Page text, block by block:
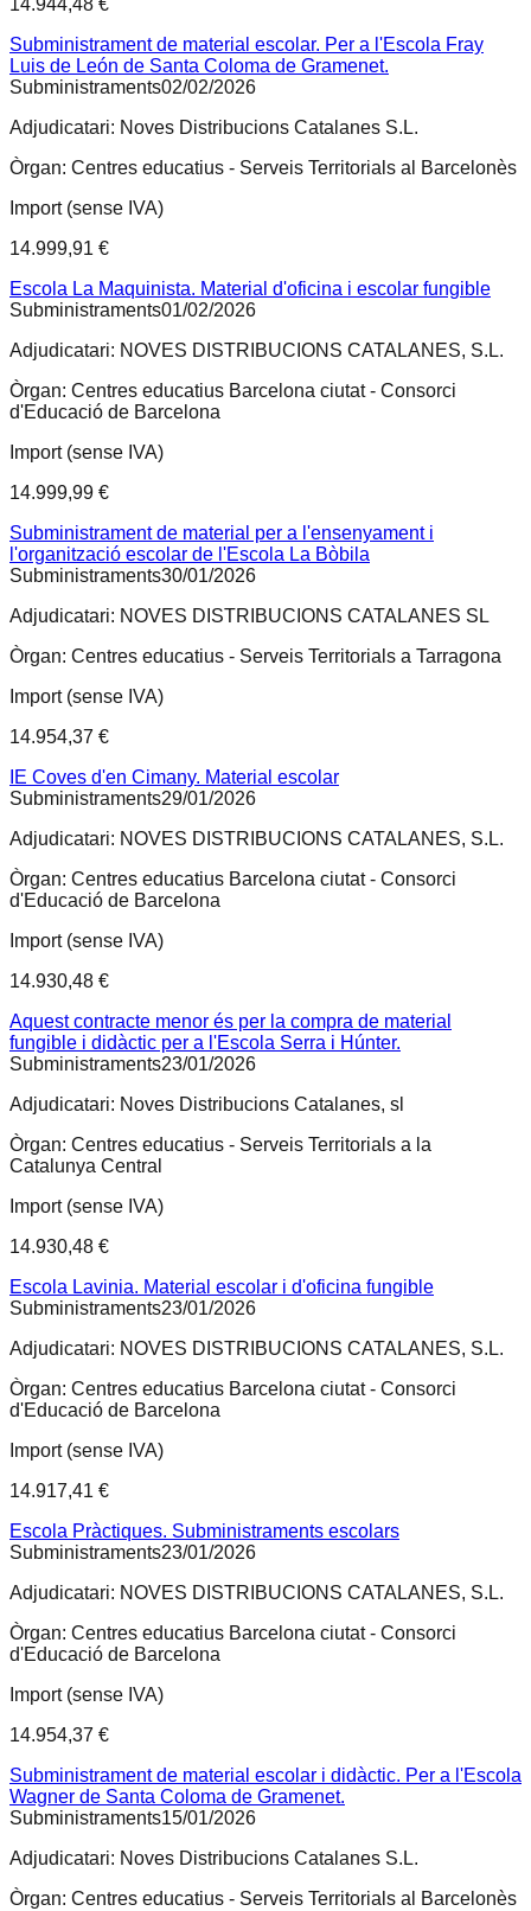
14.944,48 €
Subministrament de material escolar. Per a l'Escola Fray
Luis de León de Santa Coloma de Gramenet.
Subministraments02/02/2026
Adjudicatari: Noves Distribucions Catalanes S.L.
Òrgan: Centres educatius - Serveis Territorials al Barcelonès
Import (sense IVA)
14.999,91 €
Escola La Maquinista. Material d'oficina i escolar fungible
Subministraments01/02/2026
Adjudicatari: NOVES DISTRIBUCIONS CATALANES, S.L.
Òrgan: Centres educatius Barcelona ciutat - Consorci
d'Educació de Barcelona
Import (sense IVA)
14.999,99 €
Subministrament de material per a l'ensenyament i
l'organització escolar de l'Escola La Bòbila
Subministraments30/01/2026
Adjudicatari: NOVES DISTRIBUCIONS CATALANES SL
Òrgan: Centres educatius - Serveis Territorials a Tarragona
Import (sense IVA)
14.954,37 €
IE Coves d'en Cimany. Material escolar
Subministraments29/01/2026
Adjudicatari: NOVES DISTRIBUCIONS CATALANES, S.L.
Òrgan: Centres educatius Barcelona ciutat - Consorci
d'Educació de Barcelona
Import (sense IVA)
14.930,48 €
Aquest contracte menor és per la compra de material
fungible i didàctic per a l'Escola Serra i Húnter.
Subministraments23/01/2026
Adjudicatari: Noves Distribucions Catalanes, sl
Òrgan: Centres educatius - Serveis Territorials a la
Catalunya Central
Import (sense IVA)
14.930,48 €
Escola Lavinia. Material escolar i d'oficina fungible
Subministraments23/01/2026
Adjudicatari: NOVES DISTRIBUCIONS CATALANES, S.L.
Òrgan: Centres educatius Barcelona ciutat - Consorci
d'Educació de Barcelona
Import (sense IVA)
14.917,41 €
Escola Pràctiques. Subministraments escolars
Subministraments23/01/2026
Adjudicatari: NOVES DISTRIBUCIONS CATALANES, S.L.
Òrgan: Centres educatius Barcelona ciutat - Consorci
d'Educació de Barcelona
Import (sense IVA)
14.954,37 €
Subministrament de material escolar i didàctic. Per a l'Escola
Wagner de Santa Coloma de Gramenet.
Subministraments15/01/2026
Adjudicatari: Noves Distribucions Catalanes S.L.
Òrgan: Centres educatius - Serveis Territorials al Barcelonès